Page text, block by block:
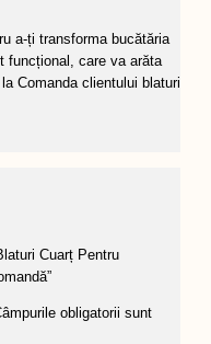
a-ți transforma bucătăria
funcțional, care va arăta
Comanda clientului blaturi
Cuarț Pentru
obligatorii sunt